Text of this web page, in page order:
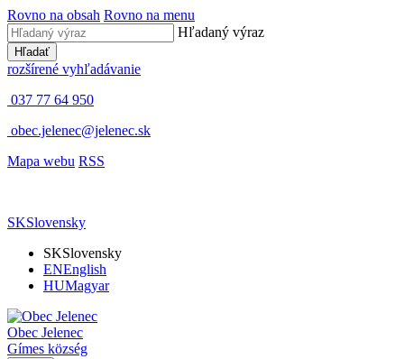
Rovno na obsah Rovno na menu
Hľadaný výraz
Hľadať
rozšírené vyhľadávanie
037 77 64 950
obec.jelenec@jelenec.sk
Mapa webu RSS
SKSlovensky
SKSlovensky
ENEnglish
HUMagyar
Obec Jelenec
Gímes község